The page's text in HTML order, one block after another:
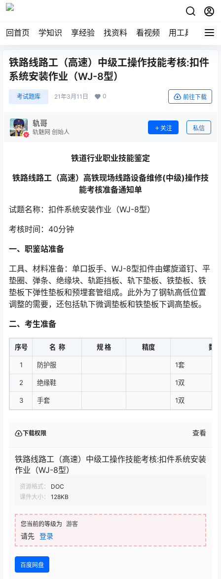
回首页 学知识 享经验 找资料 看视频 用工具 论技
铁路线路工（高速）中级工操作技能考核:扣件
系统安装作业（WJ-8型）
考试题库 21年3月11日 0 前往下载
轨哥
轨魅网 创始人
关注 私信
铁道行业职业技能鉴定
铁路线路工（高速）高铁现场线路设备维修(中级)操作技
能考核准备通知单
试题名称：扣件系统安装作业（WJ-8型）
考核时间：40分钟
一、职鉴站准备
工具、材料准备：单口扳手、WJ-8型扣件由螺旋道钉、平
垫圈、弹条、绝缘块、轨距挡板、轨下垫板、铁垫板、铁
垫板下弹性垫板和预埋套管组成。此外为了钢轨高低位置
调整的需要，还包括轨下微调垫板和铁垫板下调高垫板。󠅅󠅃󠄵󠅂󠄪󠇖󠆨󠆨󠇕󠆞󠆒󠅬󠇘󠆭󠆘󠇙󠆝󠅵󠇗󠆭󠆁󠄐󠇗󠅹󠅸󠇖󠆍󠅳󠇖󠅹󠅰󠇖󠆌󠅹
二、考生准备
序号 名 称 规 格 精度 数量
1 防护服 1套
2 绝缘鞋 1双
3 手套 1双
下载权限 查看
铁路线路工（高速）中级工操作技能考核:扣件系统安装
作业（WJ-8型）
资源格式：
DOC
课件大小：
128KB
您当前的等级为 游客
请先 登录
百度网盘